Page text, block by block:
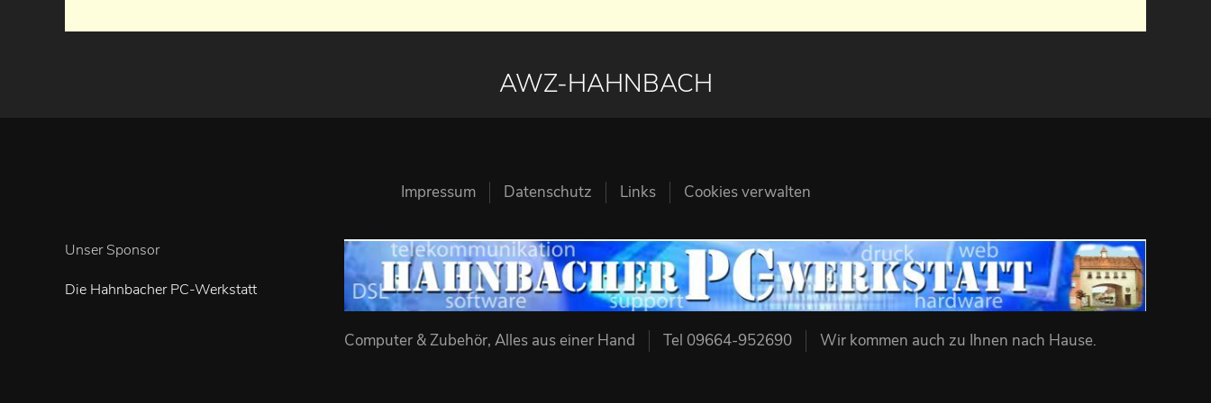
AWZ-HAHNBACH
Impressum Datenschutz Links Cookies verwalten
Unser Sponsor
Die Hahnbacher PC-Werkstatt
Computer & Zubehör, Alles aus einer Hand Tel 09664-952690 Wir kommen auch zu Ihnen nach Hause.